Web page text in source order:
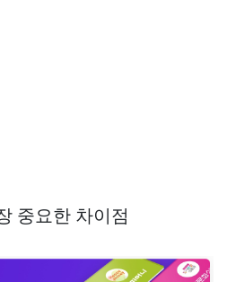
중요한 차이점